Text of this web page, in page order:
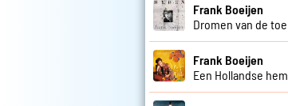
Frank Boeijen
Dromen van de
Frank Boeijen
Een Hollandse